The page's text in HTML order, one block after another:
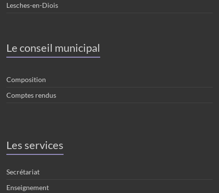
Lesches-en-Diois
Le conseil municipal
Composition
Comptes rendus
Les services
Secrétariat
Enseignement